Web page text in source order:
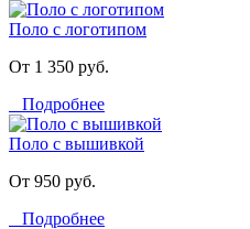
Поло с логотипом
От 1 350 руб.
Подробнее
Поло с вышивкой
От 950 руб.
Подробнее